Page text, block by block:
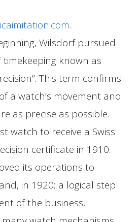
.
Wilsdorf pursued
known as
This term confirms
a watch’s movement and
as precise as possible.
watch to receive a Swiss
certificate in 1910.
its operations to
in 1920; a logical step
of the business,